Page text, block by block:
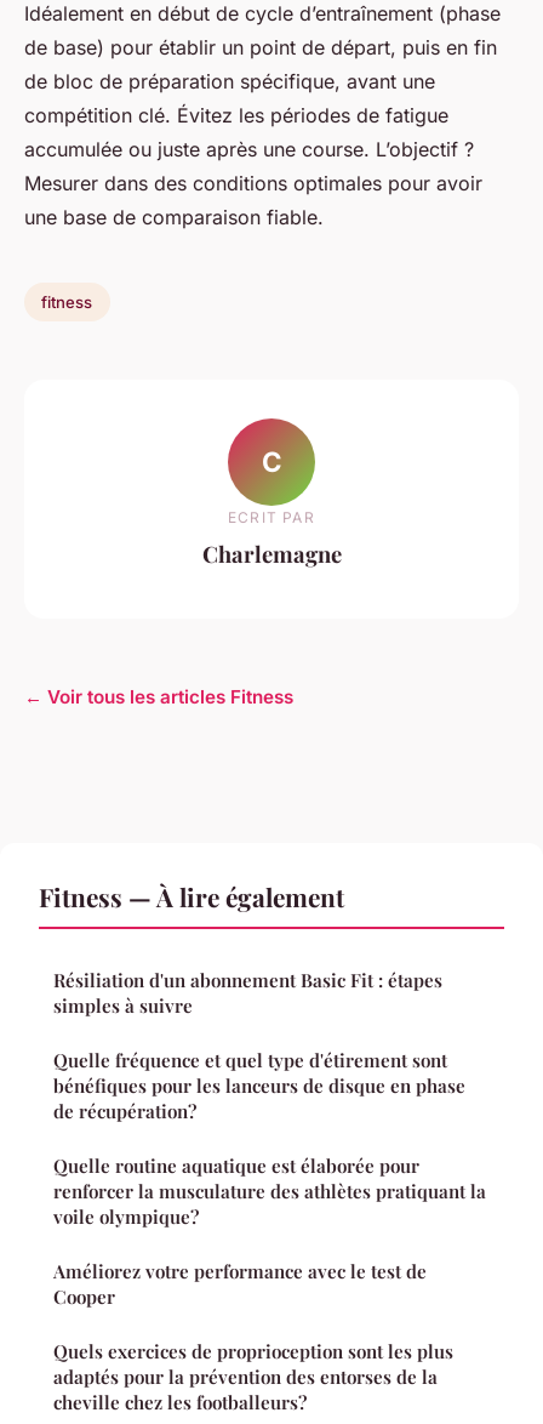
Idéalement en début de cycle d’entraînement (phase
de base) pour établir un point de départ, puis en fin
de bloc de préparation spécifique, avant une
compétition clé. Évitez les périodes de fatigue
accumulée ou juste après une course. L’objectif ?
Mesurer dans des conditions optimales pour avoir
une base de comparaison fiable.
fitness
C
ECRIT PAR
Charlemagne
← Voir tous les articles Fitness
Fitness — À lire également
Résiliation d'un abonnement Basic Fit : étapes
simples à suivre
Quelle fréquence et quel type d'étirement sont
bénéfiques pour les lanceurs de disque en phase
de récupération?
Quelle routine aquatique est élaborée pour
renforcer la musculature des athlètes pratiquant la
voile olympique?
Améliorez votre performance avec le test de
Cooper
Quels exercices de proprioception sont les plus
adaptés pour la prévention des entorses de la
cheville chez les footballeurs?